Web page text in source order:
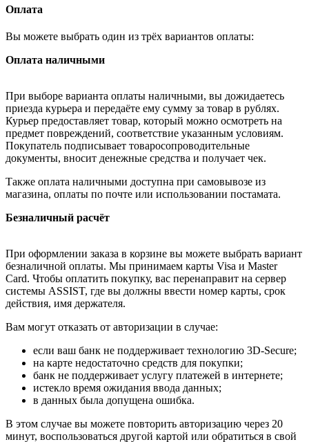
Оплата
Вы можете выбрать один из трёх вариантов оплаты:
Оплата наличными
При выборе варианта оплаты наличными, вы дожидаетесь
приезда курьера и передаёте ему сумму за товар в рублях.
Курьер предоставляет товар, который можно осмотреть на
предмет повреждений, соответствие указанным условиям.
Покупатель подписывает товаросопроводительные
документы, вносит денежные средства и получает чек.
Также оплата наличными доступна при самовывозе из
магазина, оплаты по почте или использовании постамата.
Безналичный расчёт
При оформлении заказа в корзине вы можете выбрать вариант
безналичной оплаты. Мы принимаем карты Visa и Master
Card. Чтобы оплатить покупку, вас перенаправит на сервер
системы ASSIST, где вы должны ввести номер карты, срок
действия, имя держателя.
Вам могут отказать от авторизации в случае:
если ваш банк не поддерживает технологию 3D-Secure;
на карте недостаточно средств для покупки;
банк не поддерживает услугу платежей в интернете;
истекло время ожидания ввода данных;
в данных была допущена ошибка.
В этом случае вы можете повторить авторизацию через 20
минут, воспользоваться другой картой или обратиться в свой